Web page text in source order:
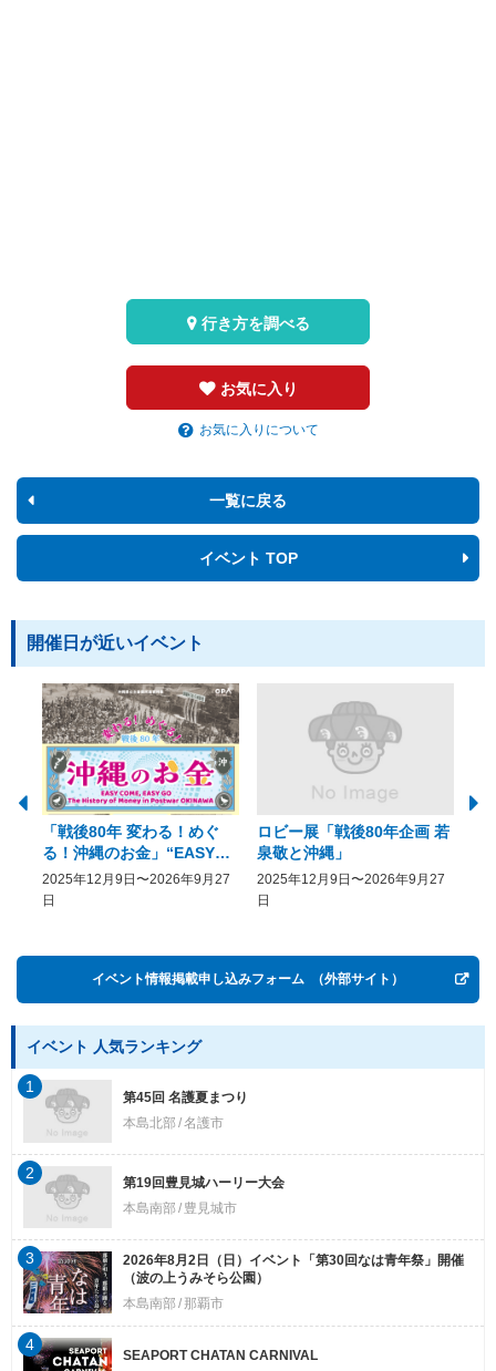
お気に入り
お気に入りについて
行き方を調べる
一覧に戻る
イベント TOP
開催日が近いイベント
「戦後80年 変わる！めぐ
る！沖縄のお金」“EASY
COME, EASY GO － The
History of Money in
2025年12月9日〜2026年9月27
日
ロビー展「戦後80年企画 若
泉敬と沖縄」
2025年12月9日〜2026年9月27
日
イベント情報掲載申し込みフォーム （外部サイト）
イベント 人気ランキング
第45回 名護夏まつり
本島北部 名護市
1
第19回豊見城ハーリー大会
本島南部
豊見城市
2
2026年8月2日（日）イベント「第30回なは青年祭」開催
（波の上うみそら公園）
本島南部
那覇市
3
SEAPORT CHATAN CARNIVAL
4